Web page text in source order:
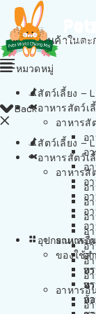
ไม่มีสินค้าในตะ
Back
สัตว์เลี้ยง –
อาหารสัตว์เ
อาหารสั
อ
อ
อ
อ
อ
อ
อ
อาหารอื่
อ
หมวดหมู่
สัตว์เลี้ยง –
อาหารสัตว์เ
อาหารสั
อ
อ
อ
อ
อ
อ
อ
อาหารอื่
อ
อ
อ
อ
อุปกรณและ
ของใช้ส
ท
ท
ห้